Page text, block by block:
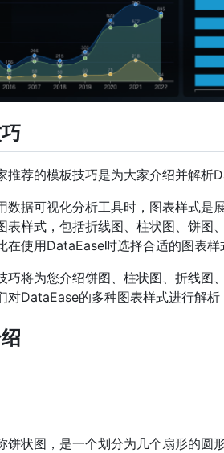
推荐的模板技巧是为大家介绍并解析
数据可视化分析工具时，图表样式是
表样式，包括折线图、柱状图、饼图
在使用DataEase时选择合适的图表样
巧将为您介绍饼图、柱状图、折线图
对DataEase的多种图表样式进行解
饼状图，是一个划分为几个扇形的圆